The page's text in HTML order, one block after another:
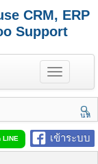
CRM, ERP
Support
T
o
g
e
n
a
v
นห
า
เข้าระบบ
LINE